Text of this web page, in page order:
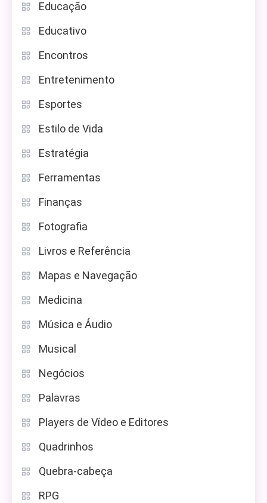
Educação
Educativo
Encontros
Entretenimento
Esportes
Estilo de Vida
Estratégia
Ferramentas
Finanças
Fotografia
Livros e Referência
Mapas e Navegação
Medicina
Música e Áudio
Musical
Negócios
Palavras
Players de Vídeo e Editores
Quadrinhos
Quebra-cabeça
RPG